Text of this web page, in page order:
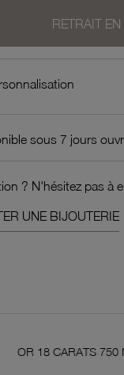
RETRAIT
sous 7 jours
? N'hésitez pas à
UNE BIJOUTERIE
750 MILLIÈMES